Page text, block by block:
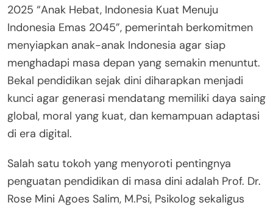
2025 “Anak Hebat, Indonesia Kuat Menuju
Indonesia Emas 2045”, pemerintah berkomitmen
menyiapkan anak-anak Indonesia agar siap
menghadapi masa depan yang semakin menuntut.
Bekal pendidikan sejak dini diharapkan menjadi
kunci agar generasi mendatang memiliki daya saing
global, moral yang kuat, dan kemampuan adaptasi
di era digital.
Salah satu tokoh yang menyoroti pentingnya
penguatan pendidikan di masa dini adalah Prof. Dr.
Rose Mini Agoes Salim, M.Psi, Psikolog sekaligus